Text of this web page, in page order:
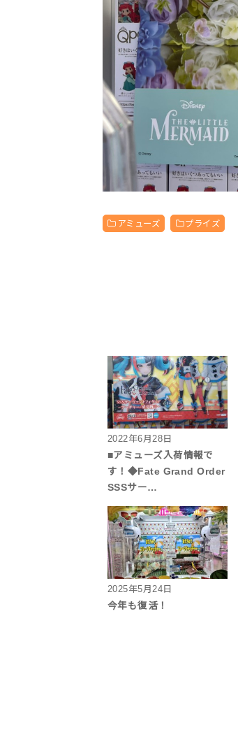
アミューズ プライズ
2022年6月28日
■アミューズ入荷情報で
す！◆Fate Grand Order
SSSサー…
2025年5月24日
今年も復活！